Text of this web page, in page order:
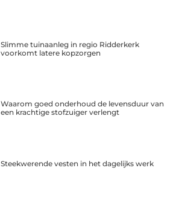
Slimme tuinaanleg in regio Ridderkerk
voorkomt latere kopzorgen
Waarom goed onderhoud de levensduur van
een krachtige stofzuiger verlengt
Steekwerende vesten in het dagelijks werk